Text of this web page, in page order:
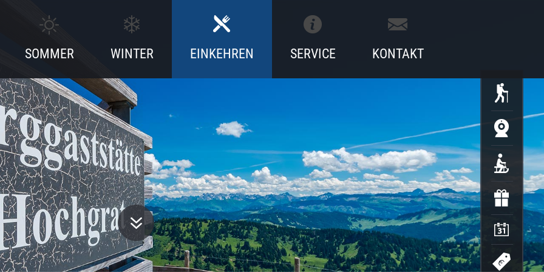
SOMMER WINTER EINKEHREN SERVICE KONTAKT